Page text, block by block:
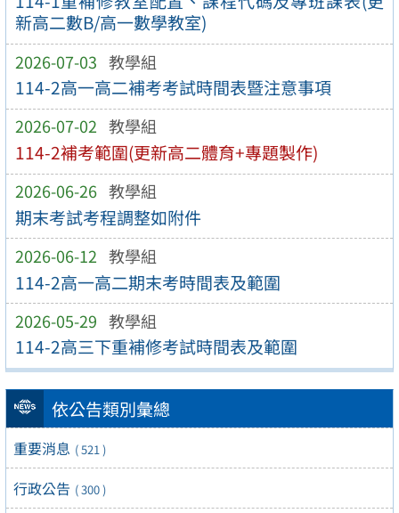
新高二數B/高一數學教室)
2026-07-03 教學組
114-2高一高二補考考試時間表暨注意事項
2026-07-02 教學組
114-2補考範圍(更新高二體育+專題製作)
2026-06-26 教學組
期末考試考程調整如附件
2026-06-12 教學組
114-2高一高二期末考時間表及範圍
2026-05-29 教學組
114-2高三下重補修考試時間表及範圍
依公告類別彙總
重要消息 ( 521 )
行政公告 ( 300 )